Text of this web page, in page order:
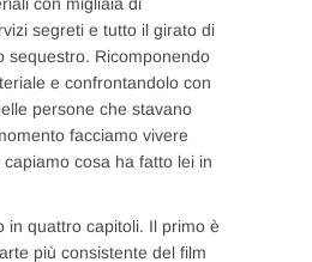
segreti e tutto il girato di
sequestro. Ricomponendo
e confrontandolo con
persone che stavano
facciamo vivere
cosa ha fatto lei in
in quattro capitoli. Il primo è
più consistente del film